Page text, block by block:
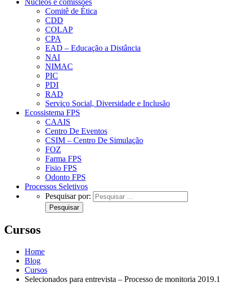
Núcleos e comissões
Comitê de Ética
CDD
COLAP
CPA
EAD – Educação a Distância
NAI
NIMAC
PIC
PDI
RAD
Serviço Social, Diversidade e Inclusão
Ecossistema FPS
CAAIS
Centro De Eventos
CSIM – Centro De Simulação
FOZ
Farma FPS
Fisio FPS
Odonto FPS
Processos Seletivos
Pesquisar por:
Cursos
Home
Blog
Cursos
Selecionados para entrevista – Processo de monitoria 2019.1